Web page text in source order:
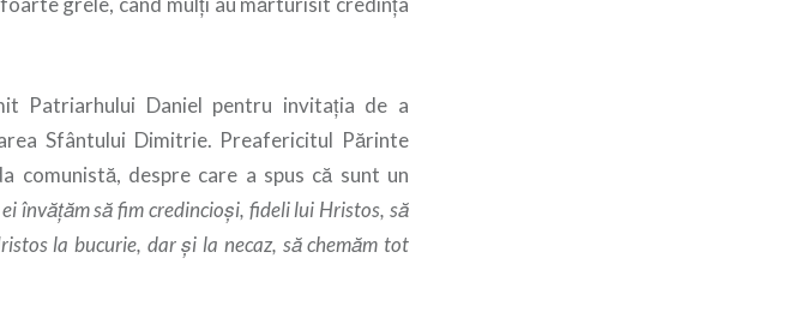
Patriarhului Daniel pentru invitaţia de a
Sfântului Dimitrie. Preafericitul Părinte
despre care a spus că sunt un
învăţăm să fim credincioşi, fideli lui Hristos, să
la bucurie, dar şi la necaz, să chemăm tot